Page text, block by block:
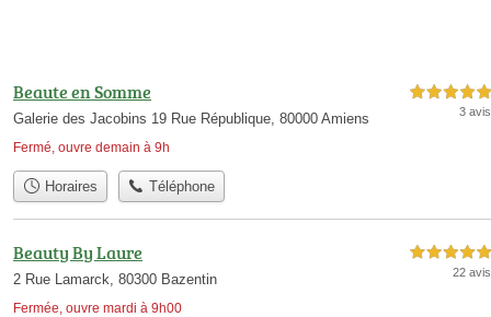
Beaute en Somme
Galerie des Jacobins 19 Rue République, 80000 Amiens
Fermé, ouvre demain à 9h
5,0 étoiles sur 5
3 avis
Horaires Téléphone
Beauty By Laure
2 Rue Lamarck, 80300 Bazentin
Fermée, ouvre mardi à 9h00
5,0 étoiles sur 5
22 avis